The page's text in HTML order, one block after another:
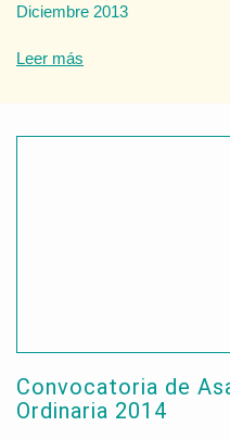
Diciembre 2013
Leer más
Convocatoria de
Ordinaria 2014